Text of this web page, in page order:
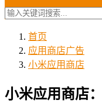
首页
应用商店广告
小米应用商店
小米应用商店